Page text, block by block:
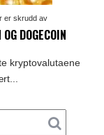
er skrudd avfor
Alt
trenger
Bitcoin
DOGECOIN
kryptovalutaene